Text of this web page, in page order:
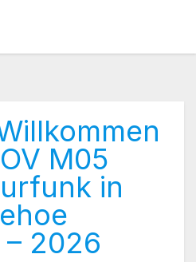
M05
in
– 2026